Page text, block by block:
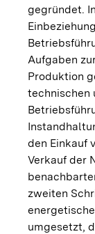
gegründet.
Aufgaben
Produktion
technischen
den Einkauf
Verkauf der
zweiten
umgesetzt,